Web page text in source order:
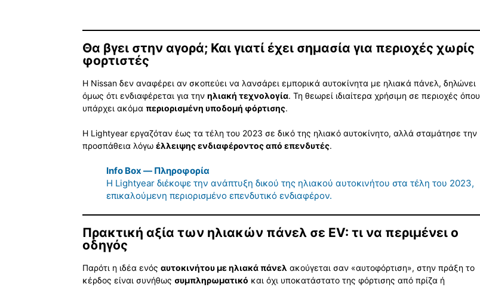
Θα βγει στην αγορά; Και γιατί έχει σημασία για περιοχές χωρίς
φορτιστές
Η Nissan δεν αναφέρει αν σκοπεύει να λανσάρει εμπορικά αυτοκίνητα με ηλιακά πάνελ, δηλώνει
όμως ότι ενδιαφέρεται για την ηλιακή τεχνολογία. Τη θεωρεί ιδιαίτερα χρήσιμη σε περιοχές όπου
υπάρχει ακόμα περιορισμένη υποδομή φόρτισης.
Η Lightyear εργαζόταν έως τα τέλη του 2023 σε δικό της ηλιακό αυτοκίνητο, αλλά σταμάτησε την
προσπάθεια λόγω έλλειψης ενδιαφέροντος από επενδυτές.
Info Box — Πληροφορία
Η Lightyear διέκοψε την ανάπτυξη δικού της ηλιακού αυτοκινήτου στα τέλη του 2023,
επικαλούμενη περιορισμένο επενδυτικό ενδιαφέρον.
Πρακτική αξία των ηλιακών πάνελ σε EV: τι να περιμένει ο
οδηγός
Παρότι η ιδέα ενός αυτοκινήτου με ηλιακά πάνελ ακούγεται σαν «αυτοφόρτιση», στην πράξη το
κέρδος είναι συνήθως συμπληρωματικό και όχι υποκατάστατο της φόρτισης από πρίζα ή